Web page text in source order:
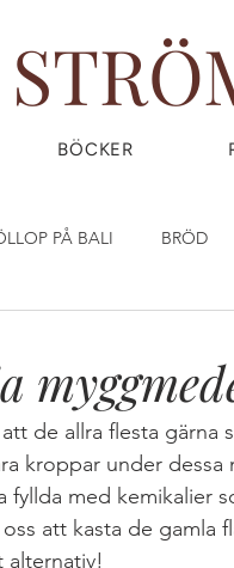
BÖCKER
PÅ BALI BRÖD
GIY - GROW IT
Great Food GÖR
de allra flesta gärna
kroppar under dessa
med kemikalier
att kasta de gamla
alternativ!